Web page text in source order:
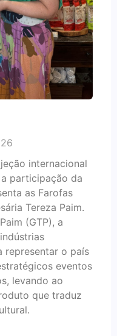
internacional
participação da
as Farofas
Tereza Paim.
(GTP), a
representar o país
eventos
levando ao
que traduz